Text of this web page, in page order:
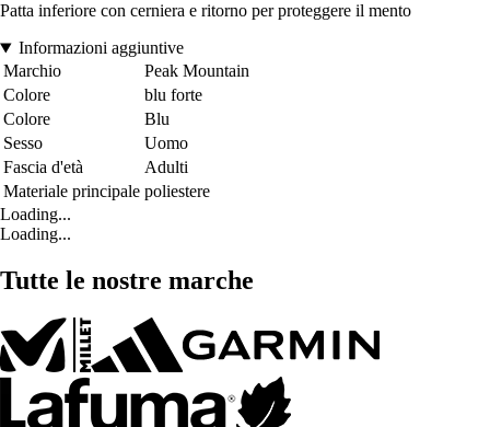
Patta inferiore con cerniera e ritorno per proteggere il mento
Informazioni aggiuntive
Marchio
Peak Mountain
Colore
blu forte
Colore
Blu
Sesso
Uomo
Fascia d'età
Adulti
Materiale principale poliestere
Loading...
Loading...
Tutte le nostre marche